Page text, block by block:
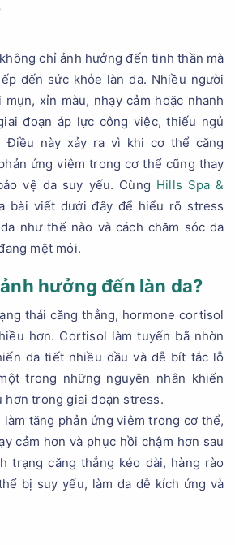
chỉ ảnh hưởng đến tinh thần mà
đến sức khỏe làn da. Nhiều người
xỉn màu, nhạy cảm hoặc nhanh
đoạn áp lực công việc, thiếu ngủ
Điều này xảy ra vì khi cơ thể căng
ứng viêm trong cơ thể cũng thay
vệ da suy yếu. Cùng Hills Spa &
bài viết dưới đây để hiểu rõ stress
như thế nào và cách chăm sóc da
mệt mỏi.
hưởng đến làn da?
thái căng thẳng, hormone cortisol
hơn. Cortisol làm tuyến bã nhờn
da tiết nhiều dầu và dễ bít tắc lỗ
trong những nguyên nhân khiến
hơn trong giai đoạn stress.
tăng phản ứng viêm trong cơ thể,
cảm hơn và phục hồi chậm hơn sau
trạng căng thẳng kéo dài, hàng rào
bị suy yếu, làm da dễ kích ứng và